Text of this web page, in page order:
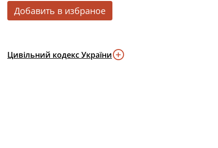
Добавить в избраное
Цивільний кодекс України